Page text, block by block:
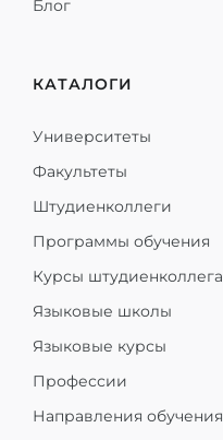
Блог
КАТАЛОГИ
Университеты
Факультеты
Штудиенколлеги
Программы обучения
Курсы штудиенколлега
Языковые школы
Языковые курсы
Профессии
Направления обучения